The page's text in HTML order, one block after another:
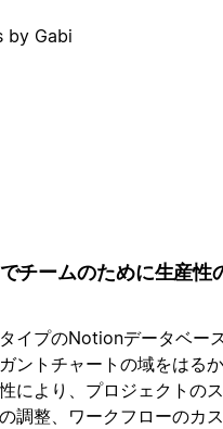
by Gabi
チームのために生産性
イプのNotionデータベー
ントチャートの域をはるか
により、プロジェクトのス
調整、ワークフローのカス